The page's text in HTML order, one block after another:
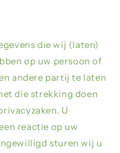
die wij (laten)
op uw persoon of
andere partij te laten
die strekking doen
U
reactie op uw
sturen wij u